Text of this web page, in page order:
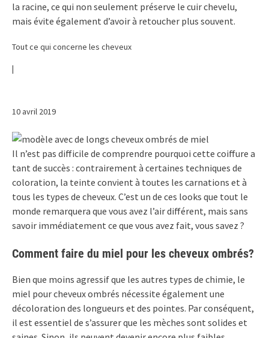
la racine, ce qui non seulement préserve le cuir chevelu,
mais évite également d’avoir à retoucher plus souvent.
Tout ce qui concerne les cheveux
|
10 avril 2019
Il n’est pas difficile de comprendre pourquoi cette coiffure a
tant de succès : contrairement à certaines techniques de
coloration, la teinte convient à toutes les carnations et à
tous les types de cheveux. C’est un de ces looks que tout le
monde remarquera que vous avez l’air différent, mais sans
savoir immédiatement ce que vous avez fait, vous savez ?
Comment faire du miel pour les cheveux ombrés?
Bien que moins agressif que les autres types de chimie, le
miel pour cheveux ombrés nécessite également une
décoloration des longueurs et des pointes. Par conséquent,
il est essentiel de s’assurer que les mèches sont solides et